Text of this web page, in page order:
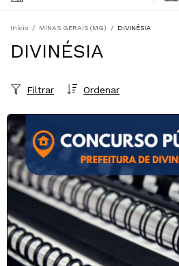
Início / MINAS GERAIS (MG) / DIVINÉSIA
DIVINÉSIA
Ordenar
Filtrar